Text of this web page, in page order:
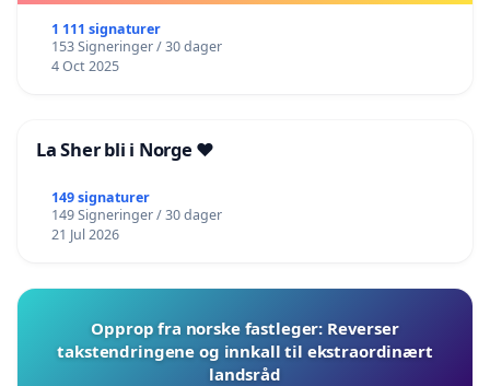
1 111 signaturer
153 Signeringer / 30 dager
4 Oct 2025
La Sher bli i Norge ❤️
149 signaturer
149 Signeringer / 30 dager
21 Jul 2026
Opprop fra norske fastleger: Reverser
takstendringene og innkall til ekstraordinært
landsråd